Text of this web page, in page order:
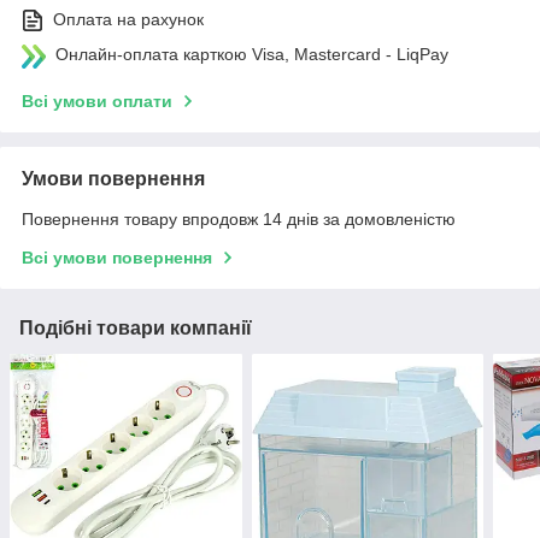
Оплата на рахунок
Онлайн-оплата карткою Visa, Mastercard - LiqPay
Всі умови оплати
Умови повернення
Повернення товару впродовж 14 днів за домовленістю
Всі умови повернення
Подібні товари компанії